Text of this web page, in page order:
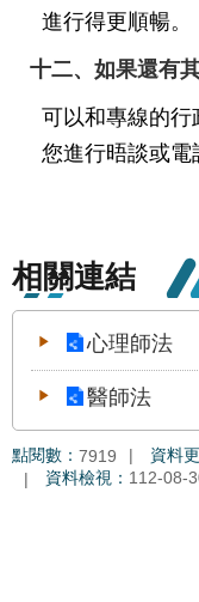
進行得更順暢。
十二、如果還有
可以和專線的
您進行晤談或電
相關連結
心理師法
醫師法
點閱數： 7919 資料
資料檢視： 112-08-